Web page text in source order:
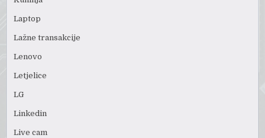
Laptop
Lažne transakcije
Lenovo
Letjelice
LG
Linkedin
Live cam